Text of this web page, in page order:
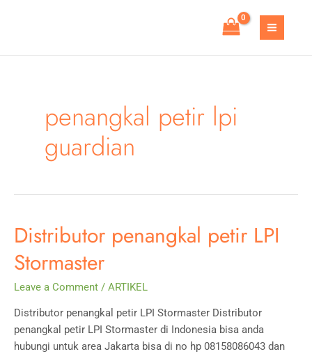
MAIN
penangkal petir lpi
guardian
Distributor penangkal petir LPI
Stormaster
Leave a Comment / ARTIKEL
Distributor penangkal petir LPI Stormaster Distributor
penangkal petir LPI Stormaster di Indonesia bisa anda
hubungi untuk area Jakarta bisa di no hp 08158086043 dan